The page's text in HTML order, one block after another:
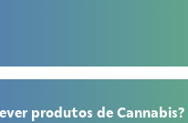
produtos de Cannabis?